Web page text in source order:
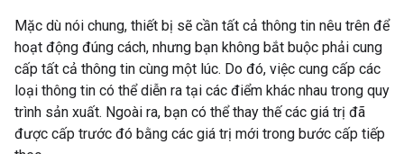
Mặc dù nói chung, thiết bị sẽ cần tất cả thông tin nêu trên để
hoạt động đúng cách, nhưng bạn không bắt buộc phải cung
cấp tất cả thông tin cùng một lúc. Do đó, việc cung cấp các
loại thông tin có thể diễn ra tại các điểm khác nhau trong quy
trình sản xuất. Ngoài ra, bạn có thể thay thế các giá trị đã
được cấp trước đó bằng các giá trị mới trong bước cấp tiếp